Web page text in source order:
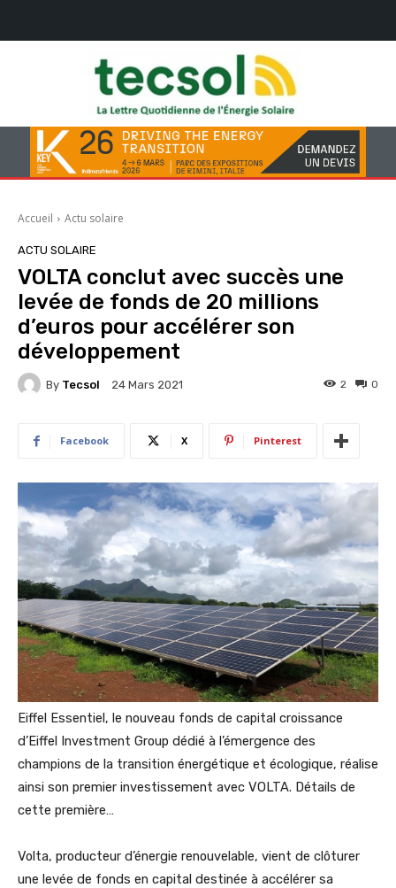
Accueil Actu solaire
ACTU SOLAIRE
VOLTA conclut avec succès une
levée de fonds de 20 millions
d’euros pour accélérer son
développement
By Tecsol 24 Mars 2021 0
2
Facebook X Pinterest
Eiffel Essentiel, le nouveau fonds de capital croissance
d’Eiffel Investment Group dédié à l’émergence des
champions de la transition énergétique et écologique, réalise
ainsi son premier investissement avec VOLTA. Détails de
cette première…
Volta, producteur d’énergie renouvelable, vient de clôturer
une levée de fonds en capital destinée à accélérer sa